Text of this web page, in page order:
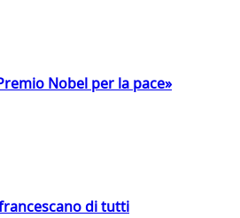
Nobel per la pace»
di tutti